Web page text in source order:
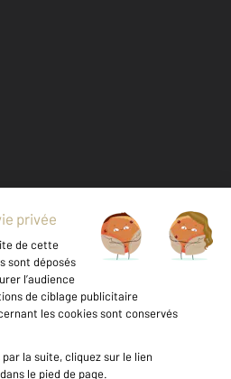
et Barèmes d'honoraires
personnelles
des cookies
de SAUBRIGUES (40230)